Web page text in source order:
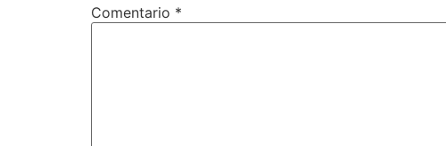
Comentario *